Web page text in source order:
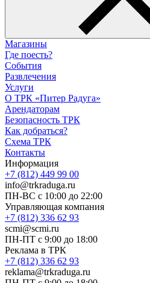
Магазины
Где поесть?
События
Развлечения
Услуги
О ТРК «Питер Радуга»
Арендаторам
Безопасность ТРК
Как добраться?
Схема ТРК
Контакты
Информация
+7 (812) 449 99 00
info@trkraduga.ru
ПН-ВС с 10:00 до 22:00
Управляющая компания
+7 (812) 336 62 93
scmi@scmi.ru
ПН-ПТ с 9:00 до 18:00
Реклама в ТРК
+7 (812) 336 62 93
reklama@trkraduga.ru